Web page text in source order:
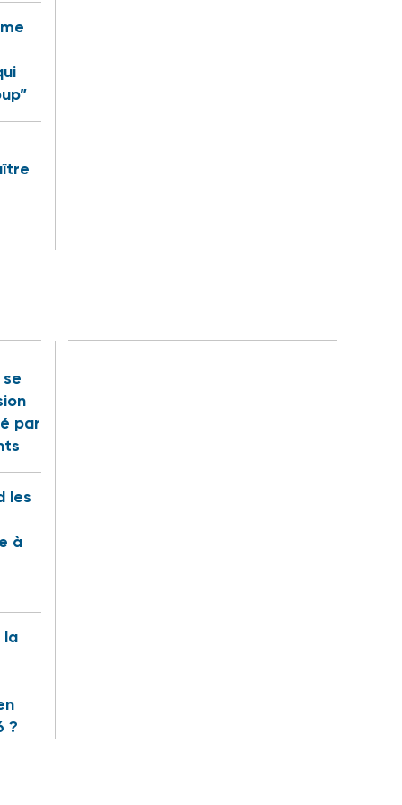
par
les
à
la
?